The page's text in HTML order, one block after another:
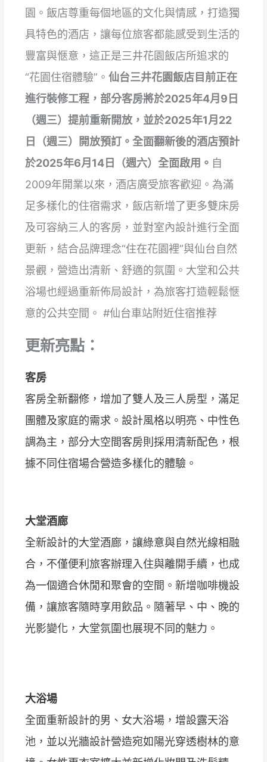
園。飯店尊重每個地區的文化與情感，打造獨
具特色的酒店，讓每位旅客都能感受到生活的
豐富與愜意，這正是三井花園飯店所追求的
“花園住宿體驗”。 仙台三井花園飯店目前正在
進行裝修工程，部分客房將於2025年4月9日
（週三）提前重新開放，並於2025年1月22
日（週三）開放預訂。全面翻新後的酒店預計
於2025年6月14日（週六）全面啟用。 自
2009年開業以來，酒店廣受旅客歡迎。為滿
足多樣化的住宿需求，飯店新增了更多雙床房
及可容納三人的客房，並對室內設計進行全面
更新，結合品牌理念“住在花園裡”與仙台自然
景觀，營造出清新、舒適的氛圍。大堂和公共
浴場也經過重新佈局設計，為旅客打造輕鬆愜
意的公共空間。 #仙台車站附近住宿推荐
更新亮點：
客房
客房全新翻修，增加了雙人及三人房型，滿足
團體及家庭的需求。設計風格以明亮、中性色
調為主，部分大空間客房則採用清新配色，根
據不同住宿場合營造多樣化的體驗。
大堂酒廊
全新設計的大堂酒廊，讓綠意與自然光線相融
合，不僅便利旅客辦理入住與離開手續，也成
為一個適合休閒和聚會的空間。新增咖啡機設
備，讓旅客隨時享用飲品。隨著早、中、晚的
光影變化，大堂氛圍也展現不同的魅力。
大浴場
全面重新設計的男、女大浴場，增設露天浴
池，並以光牆設計營造宛如陽光穿透樹林的意